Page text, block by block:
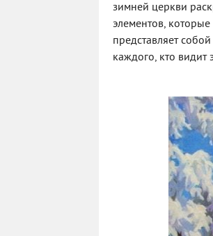
зимней церкви
элементов,
представляет
каждого, кто видит